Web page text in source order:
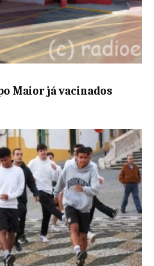
Maior já vacinados